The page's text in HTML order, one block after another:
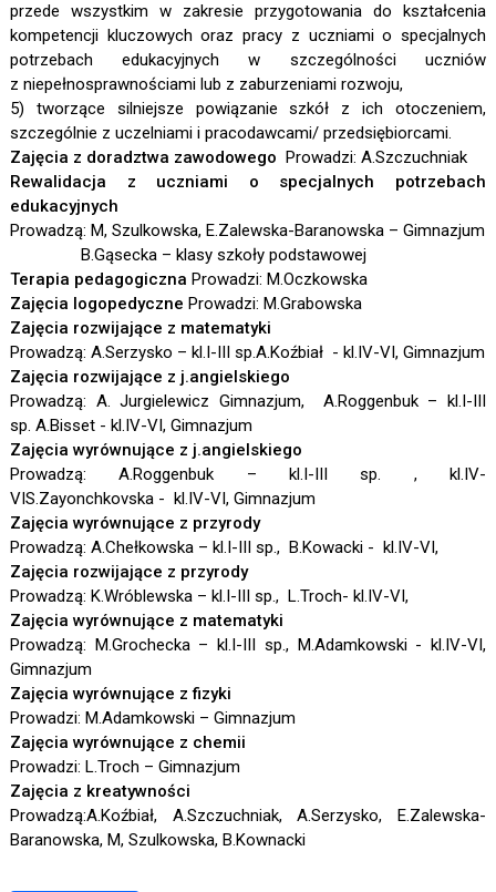
przede wszystkim w zakresie przygotowania do kształcenia
kompetencji kluczowych oraz pracy z uczniami o specjalnych
potrzebach edukacyjnych w szczególności uczniów
z niepełnosprawnościami lub z zaburzeniami rozwoju,
5) tworzące silniejsze powiązanie szkół z ich otoczeniem,
szczególnie z uczelniami i pracodawcami/ przedsiębiorcami.
Zajęcia z doradztwa zawodowego Prowadzi: A.Szczuchniak
Rewalidacja z uczniami o specjalnych potrzebach
edukacyjnych
Prowadzą: M, Szulkowska, E.Zalewska-Baranowska – Gimnazjum
B.Gąsecka – klasy szkoły podstawowej
Terapia pedagogiczna Prowadzi: M.Oczkowska
Zajęcia logopedyczne Prowadzi: M.Grabowska
Zajęcia rozwijające z matematyki
Prowadzą: A.Serzysko – kl.I-III sp.A.Koźbiał - kl.IV-VI, Gimnazjum
Zajęcia rozwijające z j.angielskiego
Prowadzą: A. Jurgielewicz Gimnazjum, A.Roggenbuk – kl.I-III
sp. A.Bisset - kl.IV-VI, Gimnazjum
Zajęcia wyrównujące z j.angielskiego
Prowadzą: A.Roggenbuk – kl.I-III sp. , kl.IV-
VIS.Zayonchkovska - kl.IV-VI, Gimnazjum
Zajęcia wyrównujące z przyrody
Prowadzą: A.Chełkowska – kl.I-III sp., B.Kowacki - kl.IV-VI,
Zajęcia rozwijające z przyrody
Prowadzą: K.Wróblewska – kl.I-III sp., L.Troch- kl.IV-VI,
Zajęcia wyrównujące z matematyki
Prowadzą: M.Grochecka – kl.I-III sp., M.Adamkowski - kl.IV-VI,
Gimnazjum
Zajęcia wyrównujące z fizyki
Prowadzi: M.Adamkowski – Gimnazjum
Zajęcia wyrównujące z chemii
Prowadzi: L.Troch – Gimnazjum
Zajęcia z kreatywności
Prowadzą:A.Koźbiał, A.Szczuchniak, A.Serzysko, E.Zalewska-
Baranowska, M, Szulkowska, B.Kownacki